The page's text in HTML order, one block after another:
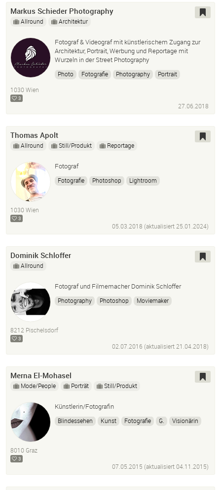
Markus Schieder Photography
Allround Architektur
Fotograf & Videograf mit künstlerischem Zugang zur
Architektur, Portrait, Werbung und Reportage mit
Wurzeln in der Street Photography
Photo Fotografie Photography
Portrait
1030 Wien
3
27.06.2018
Thomas Apolt
Allround Still/Produkt Reportage
Fotograf
Fotografie Photoshop
Lightroom
1030 Wien
3
05.03.2018 (aktualisiert25.01.2024)
Dominik Schloffer
Allround
Fotograf und Filmemacher Dominik Schloffer
Photography Photoshop
Moviemaker
8212 Pischelsdorf
3
02.07.2016 (aktualisiert21.04.2018)
Merna El-Mohasel
Mode/People Porträt Still/Produkt
Künstlerin/Fotografin
Blindessehen Kunst Fotografie G.
Visionärin
8010 Graz
3
07.05.2015 (aktualisiert04.11.2015)